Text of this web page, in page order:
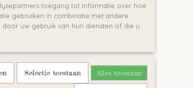
toegang tot informatie over hoe
gebruiken in combinatie met andere
uw gebruik van hun diensten of die u
Selectie toestaan Alles toestaan